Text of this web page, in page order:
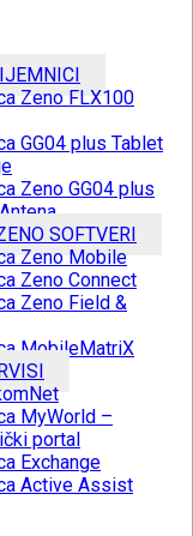
Zeno FLX100
GG04 plus Tablet
Zeno GG04 plus
SOFTVERI
Zeno Mobile
Zeno Connect
Zeno Field &
MobileMatriX
MyWorld –
portal
Exchange
Active Assist